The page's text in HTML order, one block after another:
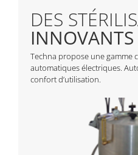
DES
INNOVANTS
Techna propose une gamme
automatiques électriques.
confort d’utilisation.